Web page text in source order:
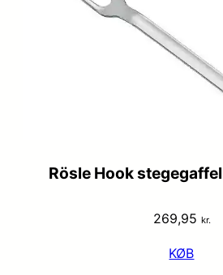
Rösle Hook
269,95 kr.
KØB